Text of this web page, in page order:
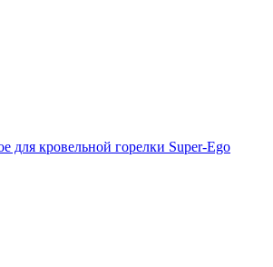
для кровельной горелки Super-Ego